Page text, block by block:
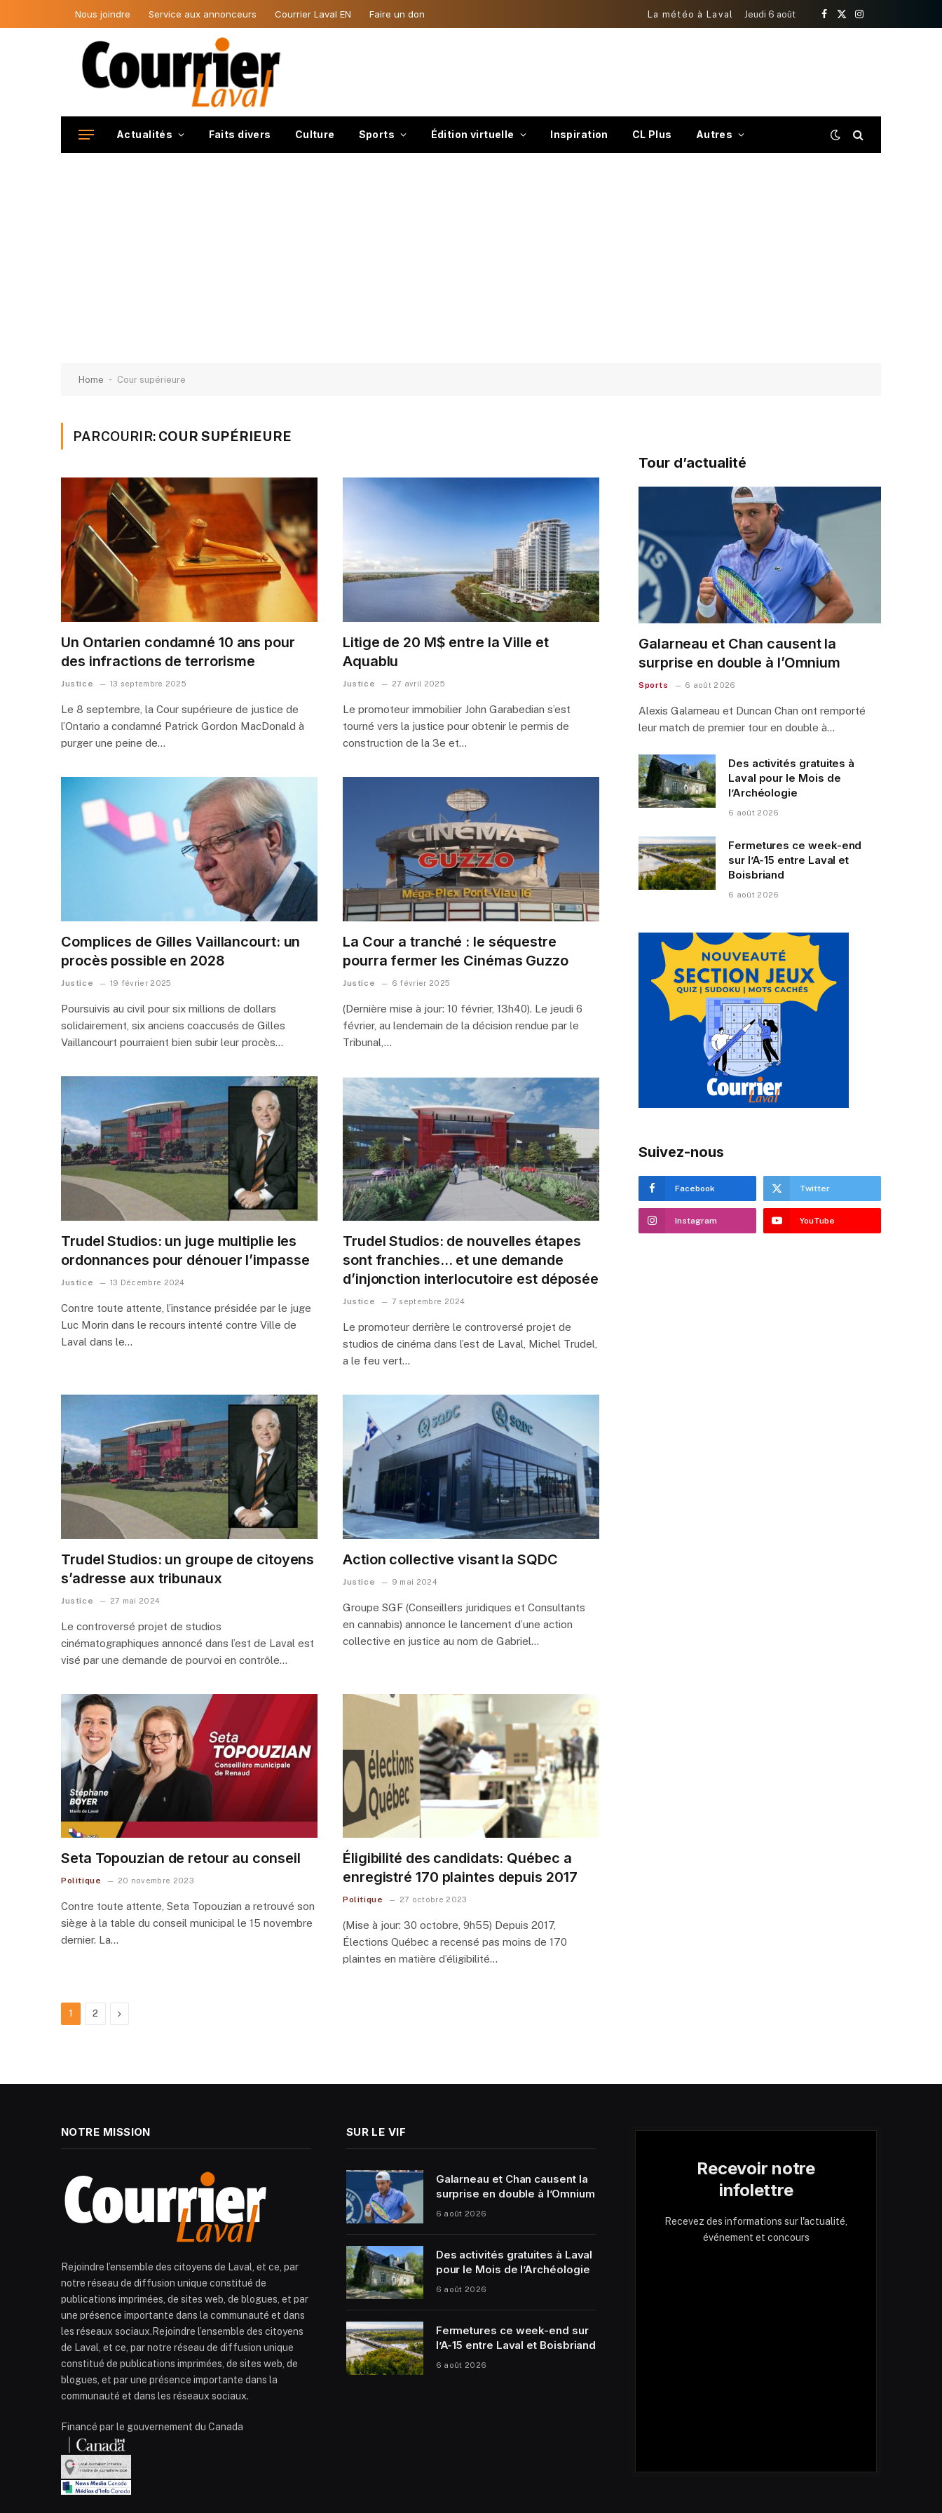
Nous joindre Service aux annonceurs Courrier Laval EN Faire un don La météo à Laval Jeudi 6 août
Facebook
X
Instagram
Actualités Faits divers Culture Sports Édition virtuelle Inspiration CL Plus Autres
Home - Cour supérieure
PARCOURIR: COUR SUPÉRIEURE
Un Ontarien condamné 10 ans pour
des infractions de terrorisme
Justice 13 septembre 2025
Le 8 septembre, la Cour supérieure de justice de
l’Ontario a condamné Patrick Gordon MacDonald à
purger une peine de…
Litige de 20 M$ entre la Ville et
Aquablu
Justice 27 avril 2025
Le promoteur immobilier John Garabedian s’est
tourné vers la justice pour obtenir le permis de
construction de la 3e et…
Complices de Gilles Vaillancourt: un
procès possible en 2028
Justice 19 février 2025
Poursuivis au civil pour six millions de dollars
solidairement, six anciens coaccusés de Gilles
Vaillancourt pourraient bien subir leur procès…
La Cour a tranché : le séquestre
pourra fermer les Cinémas Guzzo
Justice 6 février 2025
(Dernière mise à jour: 10 février, 13h40). Le jeudi 6
février, au lendemain de la décision rendue par le
Tribunal,…
Trudel Studios: un juge multiplie les
ordonnances pour dénouer l’impasse
Justice 13 Décembre 2024
Contre toute attente, l’instance présidée par le juge
Luc Morin dans le recours intenté contre Ville de
Laval dans le…
Trudel Studios: de nouvelles étapes
sont franchies… et une demande
d’injonction interlocutoire est déposée
Justice 7 septembre 2024
Le promoteur derrière le controversé projet de
studios de cinéma dans l’est de Laval, Michel Trudel,
a le feu vert…
Trudel Studios: un groupe de citoyens
s’adresse aux tribunaux
Justice 27 mai 2024
Le controversé projet de studios
cinématographiques annoncé dans l’est de Laval est
visé par une demande de pourvoi en contrôle…
Action collective visant la SQDC
Justice 9 mai 2024
Groupe SGF (Conseillers juridiques et Consultants
en cannabis) annonce le lancement d’une action
collective en justice au nom de Gabriel…
Seta Topouzian de retour au conseil
Politique 20 novembre 2023
Contre toute attente, Seta Topouzian a retrouvé son
siège à la table du conseil municipal le 15 novembre
dernier. La…
Éligibilité des candidats: Québec a
enregistré 170 plaintes depuis 2017
Politique 27 octobre 2023
(Mise à jour: 30 octobre, 9h55) Depuis 2017,
Élections Québec a recensé pas moins de 170
plaintes en matière d’éligibilité…
1 2 Next
Tour d’actualité
Galarneau et Chan causent la
surprise en double à l’Omnium
Sports 6 août 2026
Alexis Galarneau et Duncan Chan ont remporté
leur match de premier tour en double à…
Des activités gratuites à
Laval pour le Mois de
l’Archéologie
6 août 2026
Fermetures ce week-end
sur l’A-15 entre Laval et
Boisbriand
6 août 2026
Suivez-nous
Facebook Twitter
Instagram YouTube
NOTRE MISSION
Rejoindre l’ensemble des citoyens de Laval, et ce, par
notre réseau de diffusion unique constitué de
publications imprimées, de sites web, de blogues, et par
une présence importante dans la communauté et dans
les réseaux sociaux.Rejoindre l’ensemble des citoyens
de Laval, et ce, par notre réseau de diffusion unique
constitué de publications imprimées, de sites web, de
blogues, et par une présence importante dans la
communauté et dans les réseaux sociaux.
Financé par le gouvernement du Canada
SUR LE VIF
Galarneau et Chan causent la
surprise en double à l’Omnium
6 août 2026
Des activités gratuites à Laval
pour le Mois de l’Archéologie
6 août 2026
Fermetures ce week-end sur
l’A-15 entre Laval et Boisbriand
6 août 2026
Recevoir notre
infolettre
Recevez des informations sur l'actualité,
événement et concours